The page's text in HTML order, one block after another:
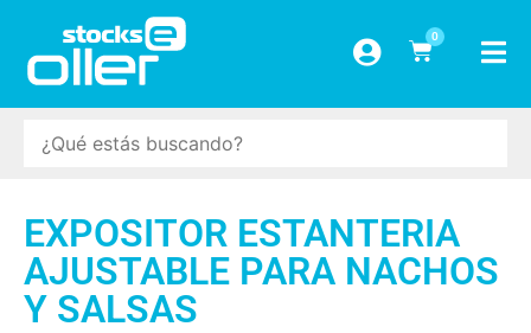
0
EXPOSITOR ESTANTERIA
AJUSTABLE PARA NACHOS
Y SALSAS